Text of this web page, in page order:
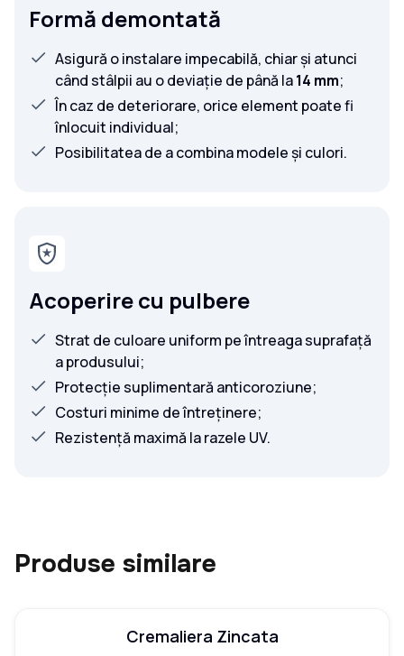
Formă demontată
Asigură o instalare impecabilă, chiar și atunci
când stâlpii au o deviație de până la14 mm;
În caz de deteriorare, orice element poate fi
înlocuit individual;
Posibilitatea de a combina modele și culori.
Acoperire cu pulbere
Strat de culoare uniform pe întreaga suprafață
a produsului;
Protecție suplimentară anticoroziune;
Costuri minime de întreținere;
Rezistență maximă la razele UV.
Produse similare
Cremaliera Zincata